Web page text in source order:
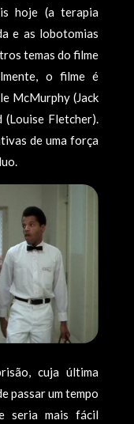
hoje (a terapia
e as lobotomias
temas do filme
o filme é
McMurphy (Jack
Fletcher).
de uma força
cuja última
passar um tempo
seria mais fácil